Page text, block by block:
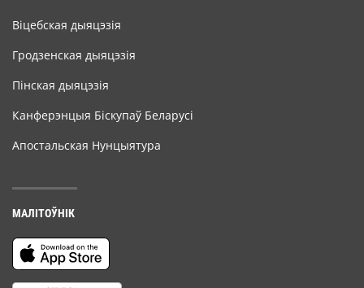
Віцебская дыяцэзія
Гродзенская дыяцэзія
Пінская дыяцэзія
Канферэнцыя Біскупаў Беларусі
Апостальская Нунцыятура
МАЛІТОЎНІК